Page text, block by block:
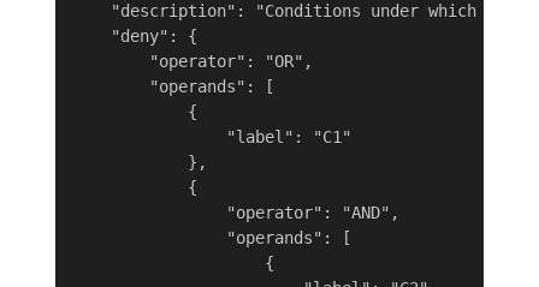
"description": "Conditions under which data
    "deny": {
        "operator": "OR",
        "operands": [
            {
                "label": "C1"
            },
            {
                "operator": "AND",
                "operands": [
                    {